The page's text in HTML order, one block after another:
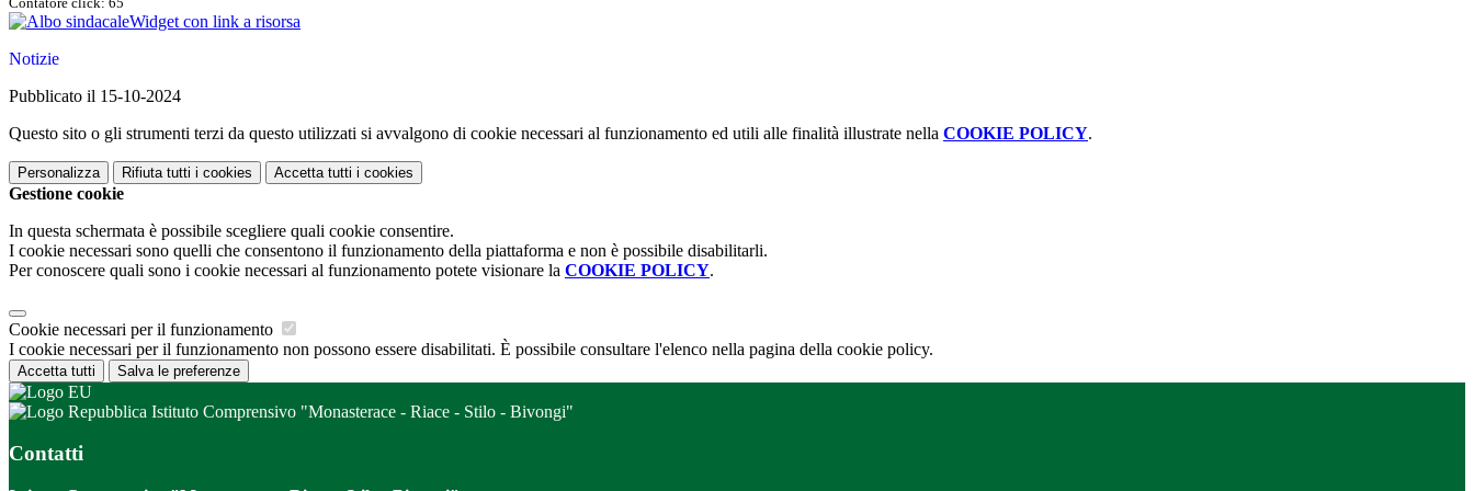
Widget con link a risorsa
Notizie
Pubblicato il 15-10-2024
Questo sito o gli strumenti terzi da questo utilizzati si avvalgono di cookie necessari al funzionamento ed utili alle finalità illustrate nella COOKIE POLICY.
Personalizza Rifiuta tutti i cookies Accetta tutti i cookies
Gestione cookie
In questa schermata è possibile scegliere quali cookie consentire.
I cookie necessari sono quelli che consentono il funzionamento della piattaforma e non è possibile disabilitarli.
Per conoscere quali sono i cookie necessari al funzionamento potete visionare la COOKIE POLICY.
Cookie necessari per il funzionamento
I cookie necessari per il funzionamento non possono essere disabilitati. È possibile consultare l'elenco nella pagina della cookie policy.
Accetta tutti Salva le preferenze
Istituto Comprensivo "Monasterace - Riace - Stilo - Bivongi"
Contatti